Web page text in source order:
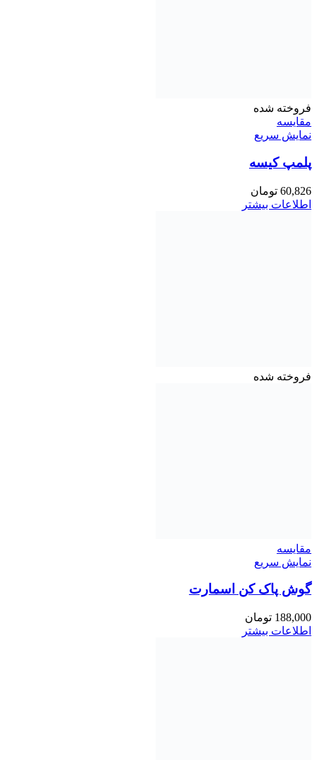
فروخته شده
مقايسه
نمایش سریع
پلمپ کیسه
60,826 تومان
اطلاعات بیشتر
فروخته شده
مقايسه
نمایش سریع
گوش پاک کن اسمارت
188,000 تومان
اطلاعات بیشتر